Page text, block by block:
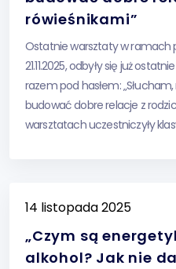
rówieśnikami”
Ostatnie warsztaty w ramach
21.11.2025, odbyły się już
razem pod hasłem:
budować dobre relacje z
warsztatach uczestniczyły
14 listopada 2025
„Czym są
alkohol? Jak nie